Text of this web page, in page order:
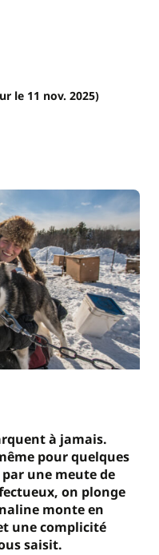
le 11 nov. 2025)
à jamais.
pour quelques
une meute de
on plonge
monte en
une complicité
saisit.